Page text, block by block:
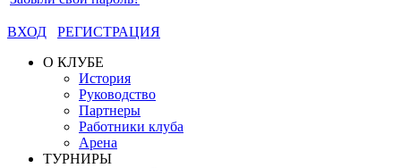
ВХОД
РЕГИСТРАЦИЯ
О КЛУБЕ
История
Руководство
Партнеры
Работники клуба
Арена
ТУРНИРЫ